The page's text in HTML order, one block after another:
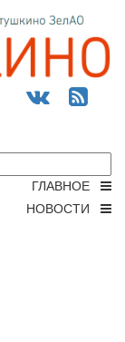
ГЛАВНОЕ
НОВОСТИ